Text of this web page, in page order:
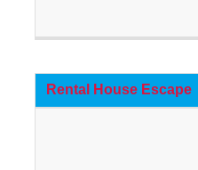
Rental House Escape